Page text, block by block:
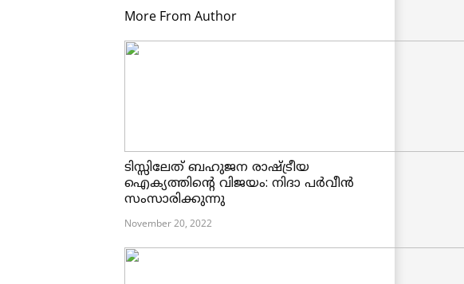
More From Author
ടിസ്സിലേത് ബഹുജന രാഷ്ട്രീയ
ഐക്യത്തിന്റെ വിജയം: നിദാ പർവീൻ
സംസാരിക്കുന്നു
November 20, 2022